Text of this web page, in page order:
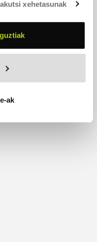
xehetasunak
ak